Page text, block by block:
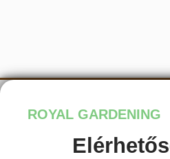
ROYAL GARDENING